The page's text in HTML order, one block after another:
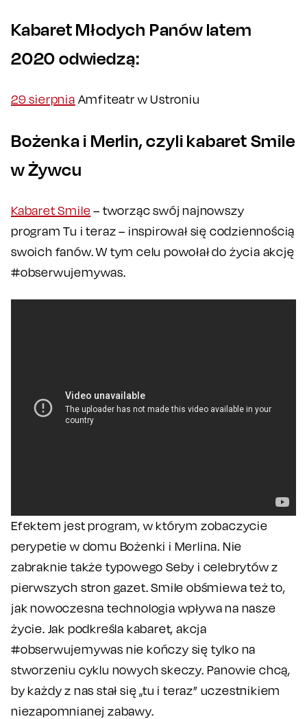
Kabaret Młodych Panów latem
2020 odwiedzą:
29 sierpnia Amfiteatr w Ustroniu
Bożenka i Merlin, czyli kabaret Smile
w Żywcu
Kabaret Smile– tworząc swój najnowszy
program Tu i teraz – inspirował się codziennością
swoich fanów. W tym celu powołał do życia akcję
#obserwujemywas.
Efektem jest program, w którym zobaczycie
perypetie w domu Bożenki i Merlina. Nie
zabraknie także typowego Seby i celebrytów z
pierwszych stron gazet. Smile obśmiewa też to,
jak nowoczesna technologia wpływa na nasze
życie. Jak podkreśla kabaret, akcja
#obserwujemywas nie kończy się tylko na
stworzeniu cyklu nowych skeczy. Panowie chcą,
by każdy z nas stał się „tu i teraz” uczestnikiem
niezapomnianej zabawy.